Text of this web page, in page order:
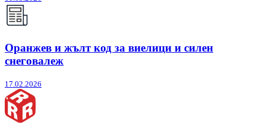
Оранжев и жълт код за виелици и силен
снеговалеж
17.02.2026